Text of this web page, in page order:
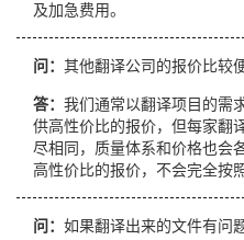
及加急费用。
问： 其他翻译公司的报价比较
答： 我们通常以翻译项目的需
供高性价比的报价，但每家翻
尽相同，质量体系和价格也会
高性价比的报价，不会完全按
问： 如果翻译出来的文件有问